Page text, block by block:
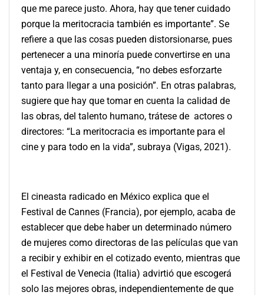
que me parece justo. Ahora, hay que tener cuidado
porque la meritocracia también es importante”. Se
refiere a que las cosas pueden distorsionarse, pues
pertenecer a una minoría puede convertirse en una
ventaja y, en consecuencia, “no debes esforzarte
tanto para llegar a una posición”. En otras palabras,
sugiere que hay que tomar en cuenta la calidad de
las obras, del talento humano, trátese de actores o
directores: “La meritocracia es importante para el
cine y para todo en la vida”, subraya (Vigas, 2021).
El cineasta radicado en México explica que el
Festival de Cannes (Francia), por ejemplo, acaba de
establecer que debe haber un determinado número
de mujeres como directoras de las películas que van
a recibir y exhibir en el cotizado evento, mientras que
el Festival de Venecia (Italia) advirtió que escogerá
solo las mejores obras, independientemente de que